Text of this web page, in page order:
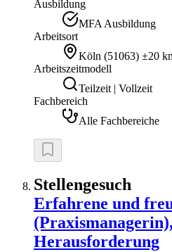
Ausbildung
MFA Ausbildung
Arbeitsort
Köln (51063) ±20
Arbeitszeitmodell
Teilzeit | Vollzeit
Fachbereich
Alle Fachbereiche
Stellengesuch
Erfahrene und
Herausforderung